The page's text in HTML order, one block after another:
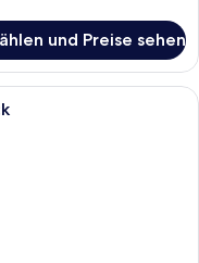
und Preise sehen
Hotelzimmer mit